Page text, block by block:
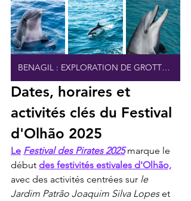
BENAGIL : EXPLORATION DE GROTTES ET OBSERVATION DES DAUPHINS
Dates, horaires et
activités clés du Festival
d'Olhão 2025
Le Festival des Pirates 2025 marque le
début des festivités estivales d'Olhão,
avec des activités centrées sur le
Jardim Patrão Joaquim Silva Lopes et